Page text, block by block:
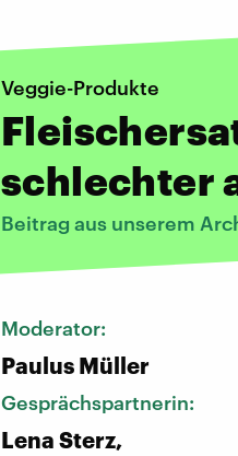
Veggie-Produkte
schlechter
Beitrag aus unserem
Moderator:
Paulus Müller
Gesprächspartnerin:
Lena Sterz,